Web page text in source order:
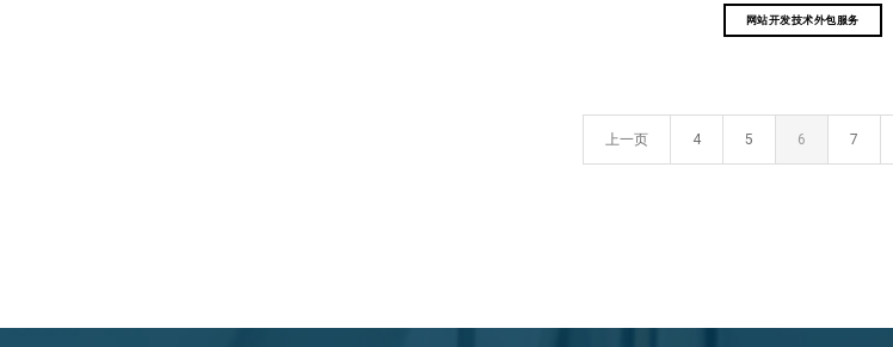
网站开发技术外包服务
上一页 4 5 6 7